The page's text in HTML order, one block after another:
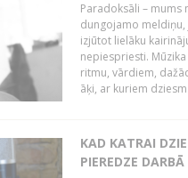
Paradoksāli – mums
dungojamo
izjūtot lielāku
nepiespriesti.
ritmu, vārdiem,
āķi, ar kuriem
KAD KATRAI
PIEREDZE